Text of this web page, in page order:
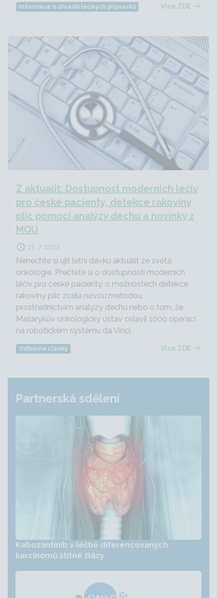
Informace o úhradě léčivých přípravků Více ZDE
Z aktualit: Dostupnost moderních léčiv
pro české pacienty, detekce rakoviny
plic pomocí analýzy dechu a novinky z
MOU
13. 7. 2022
Nenechte si ujít letní dávku aktualit ze světa
onkologie. Přečtěte si o dostupnosti moderních
léčiv pro české pacienty, o možnostech detekce
rakoviny plic zcela novou metodou,
prostřednictvím analýzy dechu nebo o tom, že
Masarykův onkologický ústav oslavil 1000 operaci
na robotickém systému da Vinci.
Odborné články Více ZDE
Partnerská sdělení
Kabozantinib v léčbě diferencovaných
karcinomů štítné žlázy